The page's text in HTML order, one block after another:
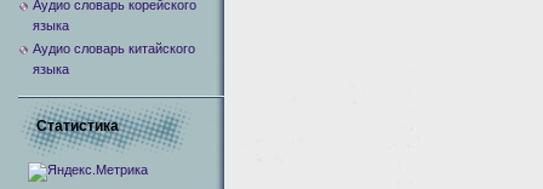
Аудио словарь корейского
языка
Аудио словарь китайского
языка
Статистика